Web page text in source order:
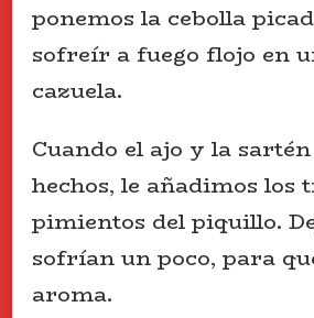
ponemos la cebolla
sofreír a fuego flojo en
cazuela.
Cuando el ajo y la
hechos, le añadimos los
pimientos del piquillo.
sofrían un poco, para
aroma.